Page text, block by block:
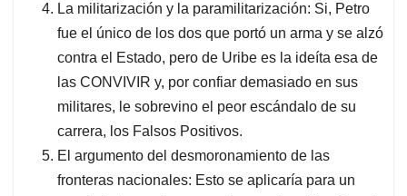
La militarización y la paramilitarización: Si, Petro
fue el único de los dos que portó un arma y se alzó
contra el Estado, pero de Uribe es la ideíta esa de
las CONVIVIR y, por confiar demasiado en sus
militares, le sobrevino el peor escándalo de su
carrera, los Falsos Positivos.
El argumento del desmoronamiento de las
fronteras nacionales: Esto se aplicaría para un